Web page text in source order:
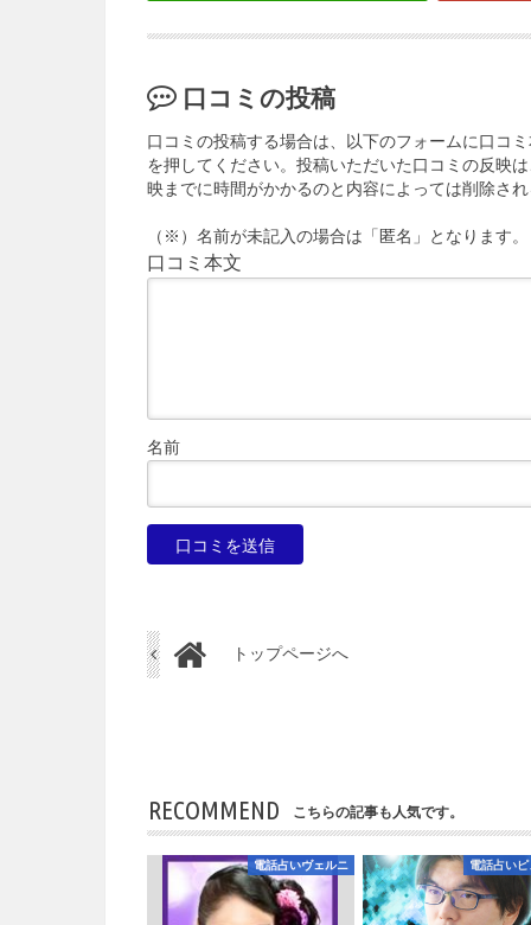
口コミの投稿
口コミの投稿する場合は、以下のフォームに口コ
を押してください。投稿いただいた口コミの反映
映までに時間がかかるのと内容によっては削除さ
（※）名前が未記入の場合は「匿名」となります。
口コミ本文
名前
トップページへ
RECOMMEND こちらの記事も人気です。
電話占いヴェルニ 電話占い